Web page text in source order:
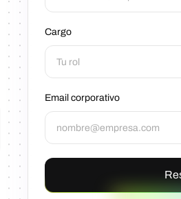
Cargo
Email corporativo